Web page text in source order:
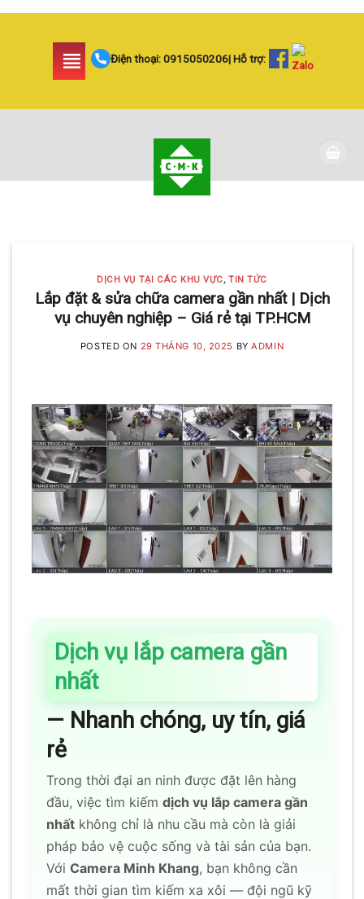
Skip
Điện thoại:0915050206| Hỗ trợ:
HUYỆN BÌNH CHÁNH
SIÊU AN NINH VÀ SIÊU
TIẾT KIỆM | CAMERA
Với hơn 5 năm kinh nghiệm, Camera
Minh Khang là đơn vị hàng đầu
trong [...]
CONTINUE READING→
DỊCH VỤ TẠI CÁC KHU VỰC,TIN TỨC
Lắp đặt & sửa chữa camera gần nhất | Dịch
vụ chuyên nghiệp – Giá rẻ tại TP.HCM
POSTED ON 29 THÁNG 10, 2025 BYADMIN
Dịch vụ lắp camera gần
nhất
— Nhanh chóng, uy tín, giá
rẻ
Trong thời đại an ninh được đặt lên hàng
đầu, việc tìm kiếm dịch vụ lắp camera gần
nhất không chỉ là nhu cầu mà còn là giải
pháp bảo vệ cuộc sống và tài sản của bạn.
Với Camera Minh Khang, bạn không cần
mất thời gian tìm kiếm xa xôi — đội ngũ kỹ